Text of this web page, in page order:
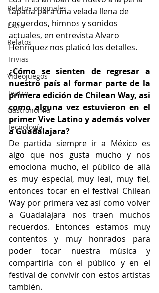
Relatos originales
Extra
Relatos
Trivias
Videojuegos
Teatro
Gastronomía
Tecnología
tapatía para una velada llena de
recuerdos, himnos y sonidos
actuales, en entrevista Alvaro
Henriquez nos platicó los detalles.
¿Cómo se sienten de regresar a
nuestro país al formar parte de la
primera edición de Chilean Way, asi
como alguna vez estuvieron en el
primer Vive Latino y además volver
a Guadalajara?
De partida siempre ir a México es
algo que nos gusta mucho y nos
emociona mucho, el público de allá
es muy especial, muy leal, muy fiel,
entonces tocar en el festival Chilean
Way por primera vez así como volver
a Guadalajara nos traen muchos
recuerdos. Entonces estamos muy
contentos y muy honrados para
poder tocar nuestra música y
compartirla con el público y en el
festival de convivir con estos artistas
también.